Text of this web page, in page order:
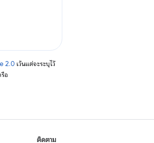
2.0 เว้นแต่จะระบุไว้
อ
ติดตาม